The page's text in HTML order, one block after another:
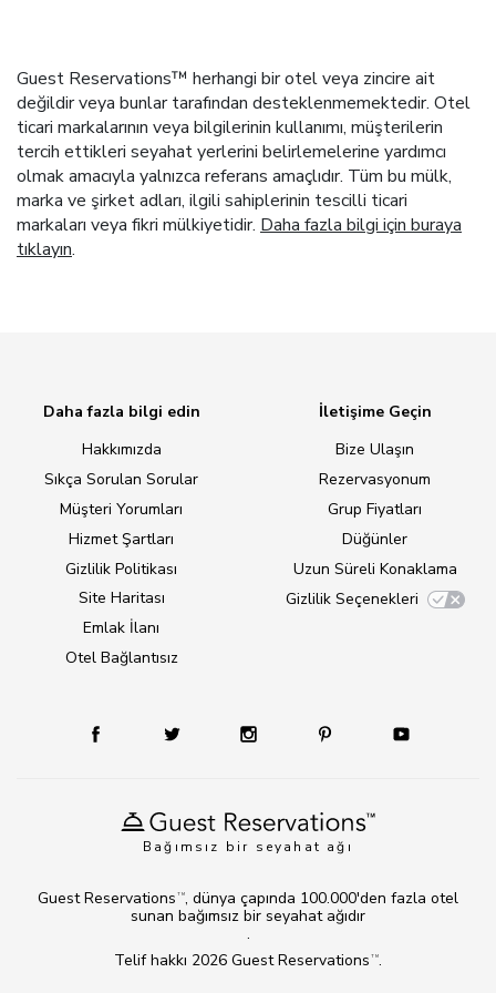
Guest Reservations™ herhangi bir otel veya zincire ait
değildir veya bunlar tarafından desteklenmemektedir. Otel
ticari markalarının veya bilgilerinin kullanımı, müşterilerin
tercih ettikleri seyahat yerlerini belirlemelerine yardımcı
olmak amacıyla yalnızca referans amaçlıdır. Tüm bu mülk,
marka ve şirket adları, ilgili sahiplerinin tescilli ticari
markaları veya fikri mülkiyetidir. Daha fazla bilgi için buraya
tıklayın.
Bağımsız bir seyahat ağı
Daha fazla bilgi edin
Hakkımızda
Sıkça Sorulan Sorular
Müşteri Yorumları
Hizmet Şartları
Gizlilik Politikası
Site Haritası
Emlak İlanı
Otel Bağlantısız
İletişime Geçin
Bize Ulaşın
Rezervasyonum
Grup Fiyatları
Düğünler
Uzun Süreli Konaklama
Gizlilik Seçenekleri
Telif hakkı 2026 Guest Reservations TM.
Guest Reservations TM, dünya çapında 100.000'den fazla otel
sunan bağımsız bir seyahat ağıdır
.